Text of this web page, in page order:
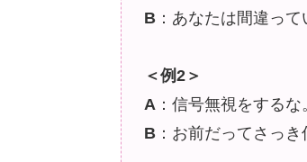
B：あなたは間違って
＜例2＞
A：信号無視をするな
B：お前だってさっき